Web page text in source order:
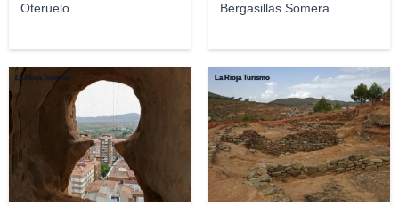
Oteruelo Bergasillas Somera
La Rioja Turismo La Rioja Turismo